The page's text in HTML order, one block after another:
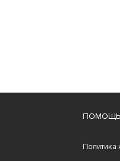
ПОМОЩЬ
Политика